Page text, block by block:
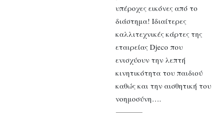
υπέροχες εικόνες από το
διάστημα! Ιδιαίτερες
καλλιτεχνικές κάρτες της
εταιρείας Djeco που
ενισχύουν την λεπτή
κινητικότητα του παιδιού
καθώς και την αισθητική του
νοημοσύνη….